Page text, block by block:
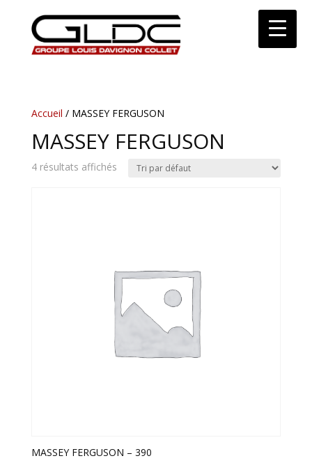
Accueil / MASSEY FERGUSON
MASSEY FERGUSON
4 résultats affichés
MASSEY FERGUSON – 390